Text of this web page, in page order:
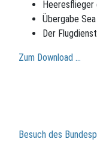
Heeresflieger
Übergabe
Der
Zum Download …
Besuch des